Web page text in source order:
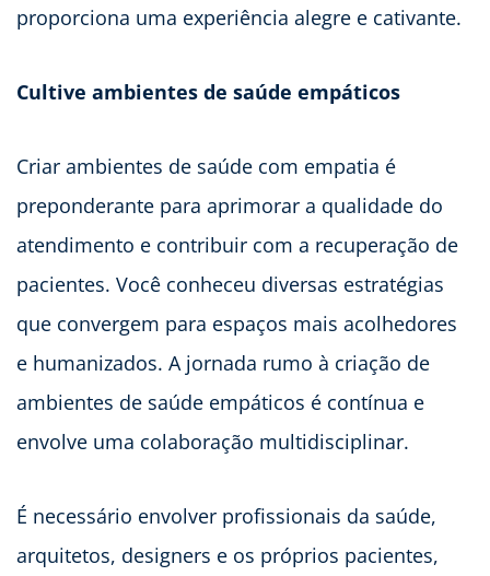
proporciona uma experiência alegre e cativante.
Cultive ambientes de saúde empáticos
Criar ambientes de saúde com empatia é
preponderante para aprimorar a qualidade do
atendimento e contribuir com a recuperação de
pacientes. Você conheceu diversas estratégias
que convergem para espaços mais acolhedores
e humanizados. A jornada rumo à criação de
ambientes de saúde empáticos é contínua e
envolve uma colaboração multidisciplinar.
É necessário envolver profissionais da saúde,
arquitetos, designers e os próprios pacientes,